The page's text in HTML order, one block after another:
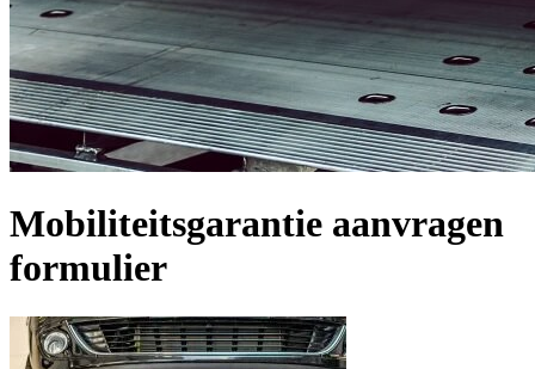
Mobiliteitsgarantie aanvragen
formulier